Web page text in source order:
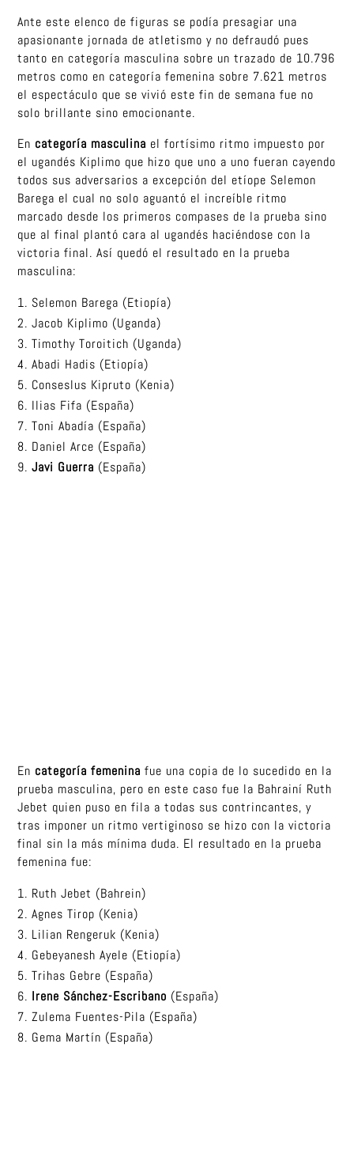
Ante este elenco de figuras se podía presagiar una
apasionante jornada de atletismo y no defraudó pues
tanto en categoría masculina sobre un trazado de 10.796
metros como en categoría femenina sobre 7.621 metros
el espectáculo que se vivió este fin de semana fue no
solo brillante sino emocionante.
En categoría masculina el fortísimo ritmo impuesto por
el ugandés Kiplimo que hizo que uno a uno fueran cayendo
todos sus adversarios a excepción del etíope Selemon
Barega el cual no solo aguantó el increíble ritmo
marcado desde los primeros compases de la prueba sino
que al final plantó cara al ugandés haciéndose con la
victoria final. Así quedó el resultado en la prueba
masculina:
Selemon Barega (Etiopía)
Jacob Kiplimo (Uganda)
Timothy Toroitich (Uganda)
Abadi Hadis (Etiopía)
Conseslus Kipruto (Kenia)
Ilias Fifa (España)
Toni Abadía (España)
Daniel Arce (España)
Javi Guerra (España)
En categoría femenina fue una copia de lo sucedido en la
prueba masculina, pero en este caso fue la Bahrainí Ruth
Jebet quien puso en fila a todas sus contrincantes, y
tras imponer un ritmo vertiginoso se hizo con la victoria
final sin la más mínima duda. El resultado en la prueba
femenina fue:
Ruth Jebet (Bahrein)
Agnes Tirop (Kenia)
Lilian Rengeruk (Kenia)
Gebeyanesh Ayele (Etiopía)
Trihas Gebre (España)
Irene Sánchez-Escribano (España)
Zulema Fuentes-Pila (España)
Gema Martín (España)